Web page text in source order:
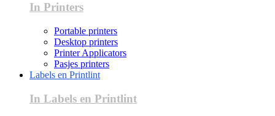
In Printers
Portable printers
Desktop printers
Printer Applicators
Pasjes printers
Labels en Printlint
In Labels en Printlint